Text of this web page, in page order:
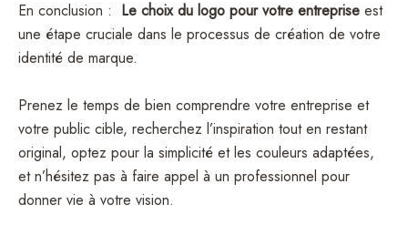
En conclusion : Le choix du logo pour votre entreprise est
une étape cruciale dans le processus de création de votre
identité de marque.
Prenez le temps de bien comprendre votre entreprise et
votre public cible, recherchez l’inspiration tout en restant
original, optez pour la simplicité et les couleurs adaptées,
et n’hésitez pas à faire appel à un professionnel pour
donner vie à votre vision.